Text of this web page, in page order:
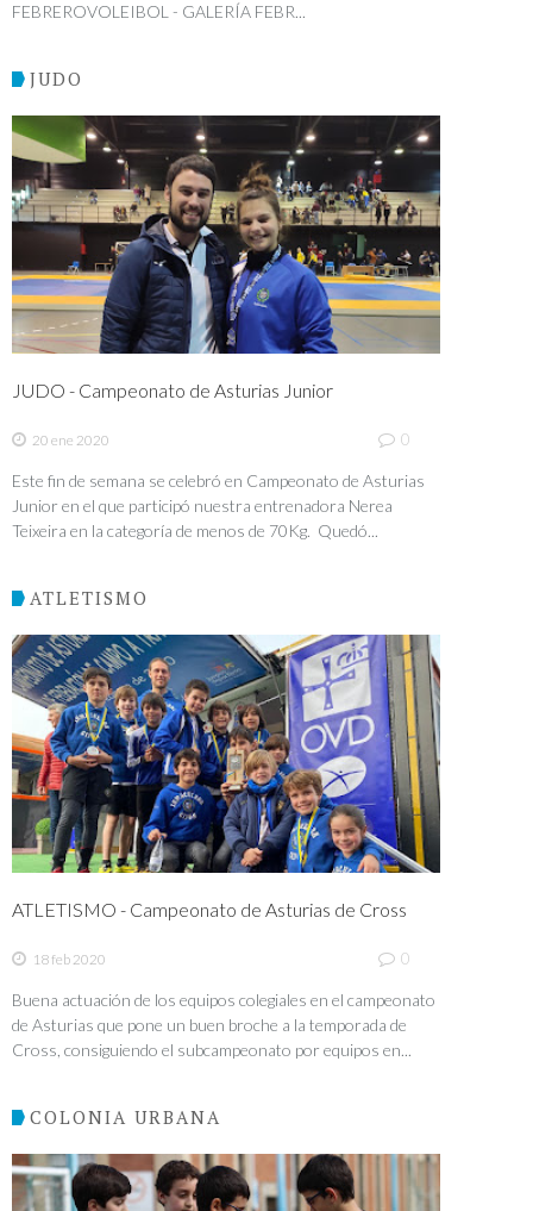
FEBREROVOLEIBOL - GALERÍA FEBR...
JUDO
JUDO - Campeonato de Asturias Junior
20 ene 2020 0
Este fin de semana se celebró en Campeonato de Asturias
Junior en el que participó nuestra entrenadora Nerea
Teixeira en la categoría de menos de 70Kg. Quedó...
ATLETISMO
ATLETISMO - Campeonato de Asturias de Cross
18 feb 2020 0
Buena actuación de los equipos colegiales en el campeonato
de Asturias que pone un buen broche a la temporada de
Cross, consiguiendo el subcampeonato por equipos en...
COLONIA URBANA